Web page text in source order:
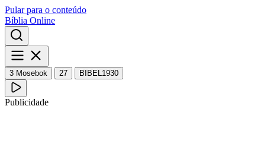
Pular para o conteúdo
Bíblia Online
3 Mosebok 27 BIBEL1930
Publicidade